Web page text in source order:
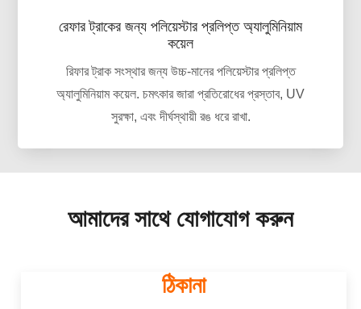
রেফার ট্রাকের জন্য পলিয়েস্টার প্রলিপ্ত অ্যালুমিনিয়াম
কয়েল
রিফার ট্রাক সংস্থার জন্য উচ্চ-মানের পলিয়েস্টার প্রলিপ্ত
অ্যালুমিনিয়াম কয়েল. চমৎকার জারা প্রতিরোধের প্রস্তাব, UV
সুরক্ষা, এবং দীর্ঘস্থায়ী রঙ ধরে রাখা.
আমাদের সাথে যোগাযোগ করুন
ঠিকানা